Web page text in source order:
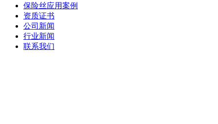
保险丝应用案例
资质证书
公司新闻
行业新闻
联系我们